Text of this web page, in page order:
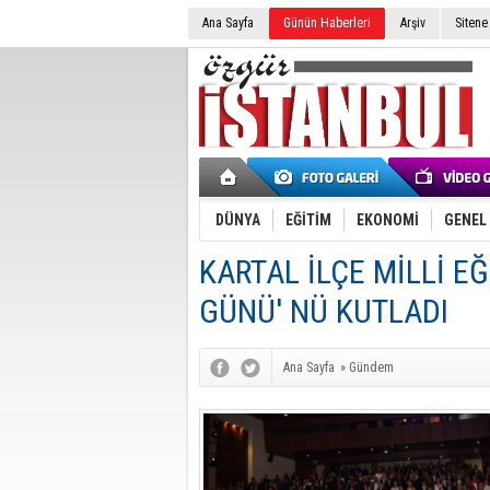
Ana Sayfa Günün Haberleri Arşiv
DÜNYA EĞİTİM EKONOMİ GENEL
KARTAL İLÇE MİLLİ
GÜNÜ' NÜ KUTLADI
Ana Sayfa » Gündem